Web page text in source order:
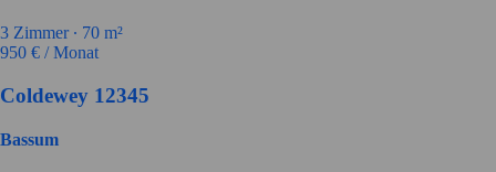
3 Zimmer ∙ 70 m²
950 € / Monat
Coldewey 12345
Bassum